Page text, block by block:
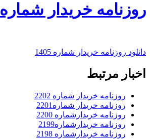
روزنامه خریدار شماره 1405
دانلود روزنامه خریدار شماره 1405
اخبار مرتبط
روزنامه خریدار شماره 2202
روزنامه خریدار شماره2201
روزنامه خریدارشماره 2200
روزنامه خریدارشماره2199
روزنامه خریدارشماره 2198